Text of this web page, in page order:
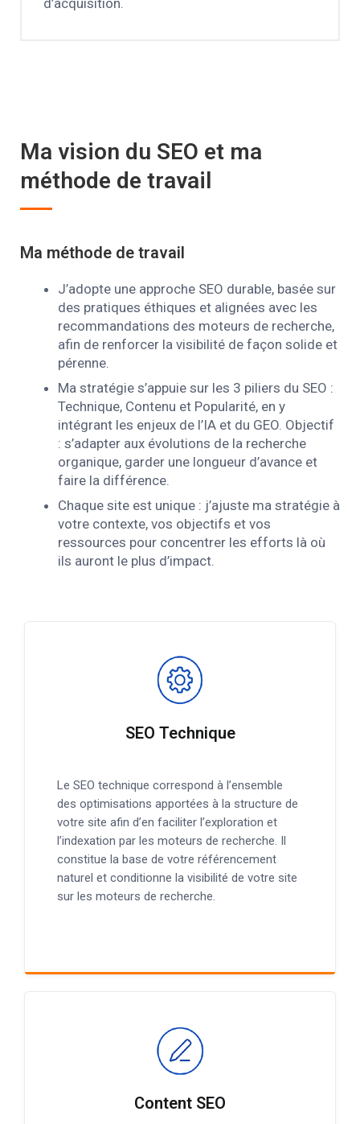
Ma vision du SEO et ma
méthode de travail
Ma méthode de travail
J’adopte une approche SEO durable, basée sur
des pratiques éthiques et alignées avec les
recommandations des moteurs de recherche,
afin de renforcer la visibilité de façon solide et
pérenne.
Ma stratégie s’appuie sur les 3 piliers du SEO :
Technique, Contenu et Popularité, en y
intégrant les enjeux de l’IA et du GEO. Objectif
: s’adapter aux évolutions de la recherche
organique, garder une longueur d’avance et
faire la différence.
Chaque site est unique : j’ajuste ma stratégie à
votre contexte, vos objectifs et vos
ressources pour concentrer les efforts là où
ils auront le plus d’impact.
SEO Technique
Le SEO technique correspond à l’ensemble
des optimisations apportées à la structure de
votre site afin d’en faciliter l’exploration et
l’indexation par les moteurs de recherche. Il
constitue la base de votre référencement
naturel et conditionne la visibilité de votre site
sur les moteurs de recherche.
Content SEO